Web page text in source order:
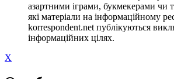
азартними іграми, букмекерами чи
які матеріали на інформаційному
korrespondent.net публікуються
інформаційних цілях.
X